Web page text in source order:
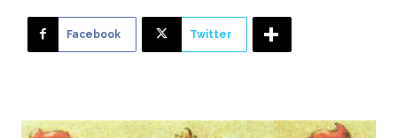
Facebook Twitter